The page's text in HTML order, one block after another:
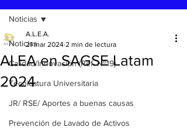
Noticias
Calidad/Innovación (Ref. Nº19)
Tecnicatura Universitaria
JR/ RSE/ Aportes a buenas causas
Prevención de Lavado de Activos
Noticias
ALEA en SAGSE Latam
2024
A.L.E.A.
21 mar 2024 2 min de lectura